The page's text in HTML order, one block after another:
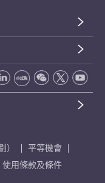
）
平等機會
使用條款及條件